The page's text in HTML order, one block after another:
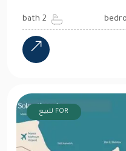
2 bath
FOR للبيع